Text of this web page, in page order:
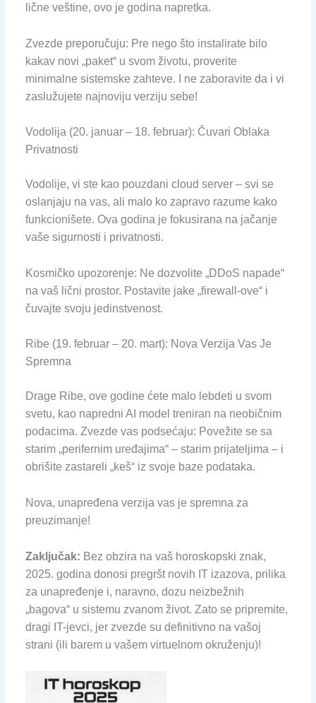
lične veštine, ovo je godina napretka.
Zvezde preporučuju: Pre nego što instalirate bilo
kakav novi „paket“ u svom životu, proverite
minimalne sistemske zahteve. I ne zaboravite da i vi
zaslužujete najnoviju verziju sebe!
Vodolija (20. januar – 18. februar): Čuvari Oblaka
Privatnosti
Vodolije, vi ste kao pouzdani cloud server – svi se
oslanjaju na vas, ali malo ko zapravo razume kako
funkcionišete. Ova godina je fokusirana na jačanje
vaše sigurnosti i privatnosti.
Kosmičko upozorenje: Ne dozvolite „DDoS napade“
na vaš lični prostor. Postavite jake „firewall-ove“ i
čuvajte svoju jedinstvenost.
Ribe (19. februar – 20. mart): Nova Verzija Vas Je
Spremna
Drage Ribe, ove godine ćete malo lebdeti u svom
svetu, kao napredni AI model treniran na neobičnim
podacima. Zvezde vas podsećaju: Povežite se sa
starim „perifernim uređajima“ – starim prijateljima – i
obrišite zastareli „keš“ iz svoje baze podataka.
Nova, unapređena verzija vas je spremna za
preuzimanje!
Zaključak: Bez obzira na vaš horoskopski znak,
2025. godina donosi pregršt novih IT izazova, prilika
za unapređenje i, naravno, dozu neizbežnih
„bagova“ u sistemu zvanom život. Zato se pripremite,
dragi IT-jevci, jer zvezde su definitivno na vašoj
strani (ili barem u vašem virtuelnom okruženju)!